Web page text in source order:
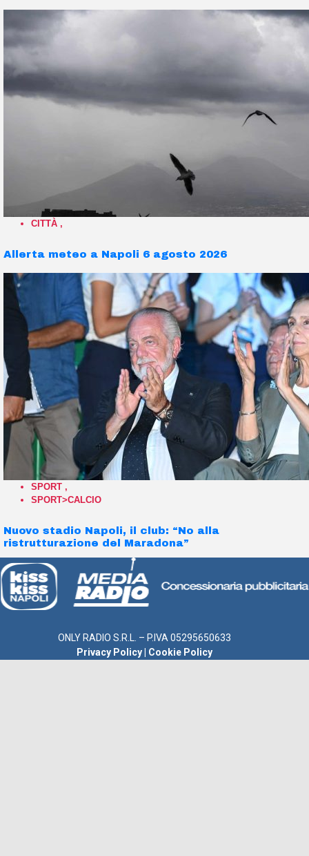
CITTÀ ,
Allerta meteo a Napoli 6 agosto 2026
SPORT ,
SPORT>CALCIO
Nuovo stadio Napoli, il club: “No alla
ristrutturazione del Maradona”
ONLY RADIO S.R.L. – P.IVA 05295650633
Privacy Policy
Cookie Policy